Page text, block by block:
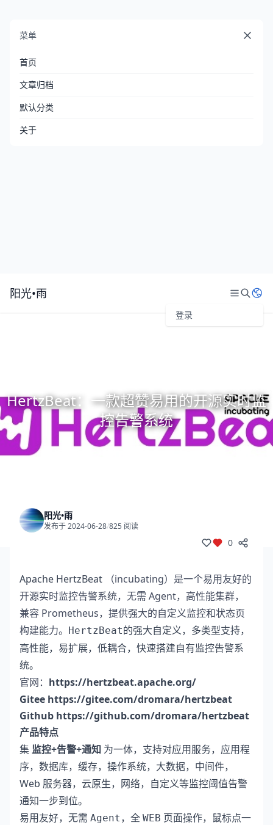
阳光•雨
登录
菜单
首页
文章归档
默认分类
关于
HertzBeat：一款超赞易用的开源实时监
控告警系统
阳光•雨
发布于 2024-06-28/825 阅读
0
Apache HertzBeat （incubating）是一个易用友好的
开源实时监控告警系统，无需 Agent，高性能集群，
兼容 Prometheus，提供强大的自定义监控和状态页
构建能力。 HertzBeat的强大自定义，多类型支持，
高性能，易扩展，低耦合，快速搭建自有监控告警系
统。
官网： https://hertzbeat.apache.org/
Gitee https://gitee.com/dromara/hertzbeat
Github https://github.com/dromara/hertzbeat
产品特点
集监控+告警+通知 为一体，支持对应用服务，应用程
序，数据库，缓存，操作系统，大数据，中间件，
Web 服务器，云原生，网络，自定义等监控阈值告警
通知一步到位。
易用友好，无需 Agent ，全 WEB 页面操作，鼠标点一